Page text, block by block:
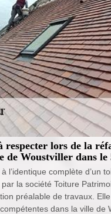
respecter lors de la
de Woustviller dans le
l’identique complète d’un
par la société Toiture
préalable de travaux.
dans la ville de